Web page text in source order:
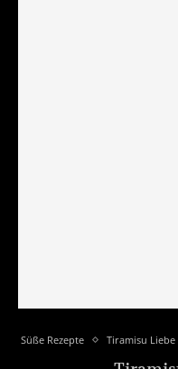
Süße Rezepte Tiramisu Liebe